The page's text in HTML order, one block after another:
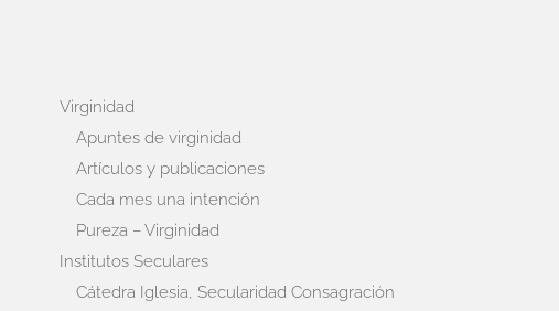
Virginidad
Apuntes de virginidad
Artículos y publicaciones
Cada mes una intención
Pureza – Virginidad
Institutos Seculares
Cátedra Iglesia, Secularidad Consagración